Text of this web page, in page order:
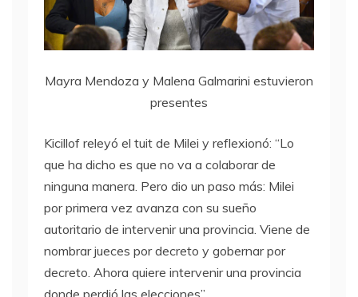
Mayra Mendoza y Malena Galmarini estuvieron
presentes
Kicillof releyó el tuit de Milei y reflexionó: “Lo
que ha dicho es que no va a colaborar de
ninguna manera. Pero dio un paso más: Milei
por primera vez avanza con su sueño
autoritario de intervenir una provincia. Viene de
nombrar jueces por decreto y gobernar por
decreto. Ahora quiere intervenir una provincia